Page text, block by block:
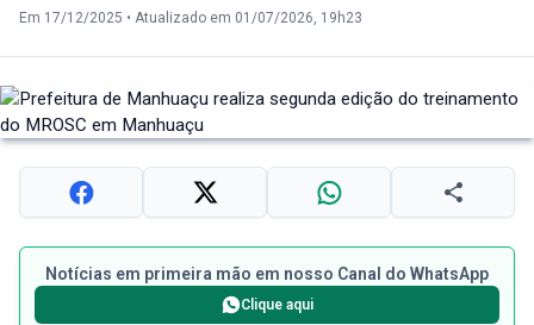
Em 17/12/2025 • Atualizado em 01/07/2026, 19h23
Notícias em primeira mão em nosso Canal do WhatsApp
Clique aqui